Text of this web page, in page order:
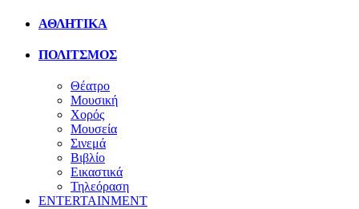
ΑΘΛΗΤΙΚΑ
ΠΟΛΙΤΣΜΟΣ
Θέατρο
Μουσική
Χορός
Μουσεία
Σινεμά
Βιβλίο
Εικαστικά
Τηλεόραση
ENTERTAINMENT